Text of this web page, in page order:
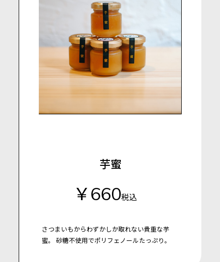
芋蜜
￥660税込
さつまいもからわずかしか取れない貴重な芋
蜜。
砂糖不使用でポリフェノールたっぷり。